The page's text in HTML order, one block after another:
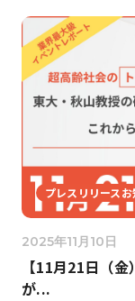
プレスリリース
2025年11月10日
【11月21日（
が...